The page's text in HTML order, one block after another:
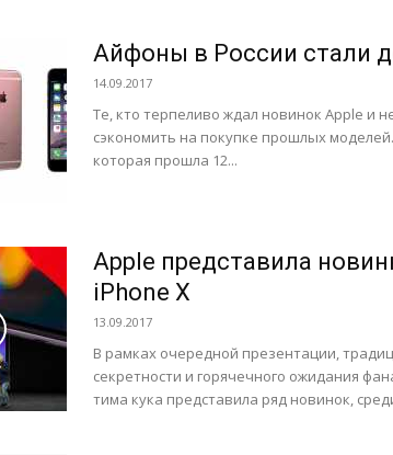
Айфоны в России стали
14.09.2017
Те, кто терпеливо ждал новинок Apple и
сэкономить на покупке прошлых
которая прошла 12...
Apple представила
iPhone X
13.09.2017
В рамках очередной презентации,
секретности и горячечного ожидания
тима кука представила ряд новинок,